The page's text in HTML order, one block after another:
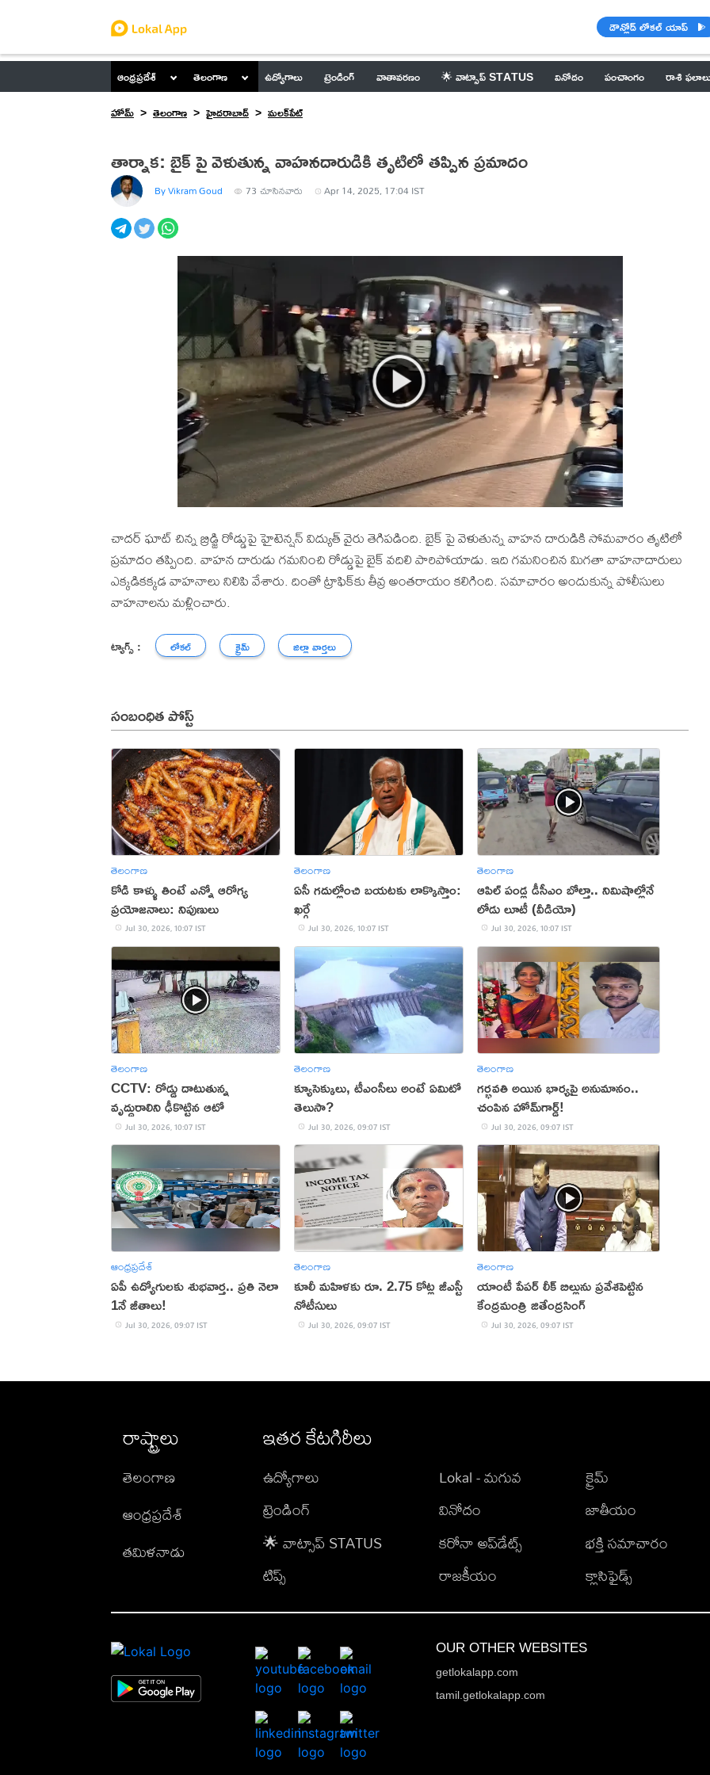
డౌన్లోడ్ లోకల్ యాప్
ఆంధ్రప్రదేశ్ తెలంగాణ ఉద్యోగాలు ట్రెండింగ్ వాతావరణం 🌟 వాట్సాప్ STATUS వినోదం పంచాంగం రాశి
హోమ్
తెలంగాణ హైదరాబాద్ మలక్‌పేట్
తార్నాక: బైక్ పై వెళుతున్న వాహనదారుడికి తృటిలో తప్పిన ప్రమాదం
By Vikram Goud 73 చూసినవారు Apr 14, 2025, 17:04 IST
చాదర్ ఘాట్ చిన్న బ్రిడ్జి రోడ్డుపై హైటెన్షన్‌ విద్యుత్‌ వైరు తెగిపడింది. బైక్ పై వెళుతున్న వాహన దారుడికి సోమవారం తృటిలో
ప్రమాదం తప్పింది. వాహన దారుడు గమనించి రోడ్డుపై బైక్ వదిలి పారిపోయాడు. ఇది గమనించిన మిగతా వాహనాదారులు
ఎక్కడికక్కడ వాహనాలు నిలిపి వేశారు. దింతో ట్రాఫిక్‌కు తీవ్ర అంతరాయం కలిగింది. సమాచారం అందుకున్న పోలీసులు
వాహనాలను మళ్లించారు.
ట్యాగ్స్ : లోకల్ క్రైమ్ జిల్లా వార్తలు
సంబంధిత పోస్ట్
తెలంగాణ
కోడి కాళ్ళు తింటే ఎన్నో ఆరోగ్య
ప్రయోజనాలు: నిపుణులు
Jul 30, 2026, 10:07 IST
తెలంగాణ
ఏసీ గదుల్లోంచి బయటకు లాక్కొస్తాం:
ఖర్గే
Jul 30, 2026, 10:07 IST
తెలంగాణ
ఆపిల్‌ పండ్ల డీసీఎం బోల్తా.. నిమిషాల్లోనే
లోడు లూటీ (వీడియో)
Jul 30, 2026, 10:07 IST
తెలంగాణ
CCTV: రోడ్డు దాటుతున్న
వృద్ధురాలిని ఢీకొట్టిన ఆటో
Jul 30, 2026, 10:07 IST
తెలంగాణ
క్యూసెక్కులు, టీఎంసీలు అంటే ఏమిటో
తెలుసా?
Jul 30, 2026, 09:07 IST
తెలంగాణ
గర్భవతి అయిన భార్యపై అనుమానం..
చంపిన హోమ్‌గార్డ్!
Jul 30, 2026, 09:07 IST
ఆంధ్రప్రదేశ్
ఏపీ ఉద్యోగులకు శుభవార్త.. ప్రతి నెలా
1నే జీతాలు!
Jul 30, 2026, 09:07 IST
తెలంగాణ
కూలీ మహిళకు రూ. 2.75 కోట్ల జీఎస్టీ
నోటీసులు
Jul 30, 2026, 09:07 IST
తెలంగాణ
యాంటీ పేపర్ లీక్ బిల్లును ప్రవేశపెట్టిన
కేంద్రమంత్రి జితేంద్రసింగ్
Jul 30, 2026, 09:07 IST
రాష్ట్రాలు
తెలంగాణ
ఆంధ్రప్రదేశ్
తమిళనాడు
ఇతర కేటగిరీలు
ఉద్యోగాలు
ట్రెండింగ్
🌟 వాట్సాప్ STATUS
టిప్స్
Lokal - మగువ
వినోదం
కరోనా అప్‌డేట్స్
రాజకీయం
క్రైమ్
జాతీయం
భక్తి సమాచారం
క్లాసిఫైడ్స్
OUR OTHER WEBSITES
getlokalapp.com
tamil.getlokalapp.com